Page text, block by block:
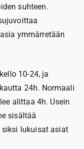
suhteen.
ymmärretään
10-24, ja
24h. Normaali
alittaa 4h. Usein
sisältää
lukuisat asiat